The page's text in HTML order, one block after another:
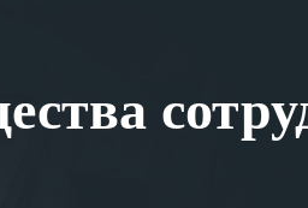
Мы высоко ценим